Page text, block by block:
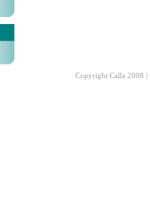
Copyright Calla 2008 |